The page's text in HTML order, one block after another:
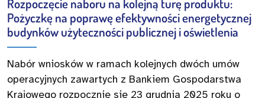
Rozpoczęcie naboru na kolejną turę produktu:
Pożyczkę na poprawę efektywności energetycznej
budynków użyteczności publicznej i oświetlenia
Nabór wniosków w ramach kolejnych dwóch umów
operacyjnych zawartych z Bankiem Gospodarstwa
Krajowego rozpocznie się 23 grudnia 2025 roku o